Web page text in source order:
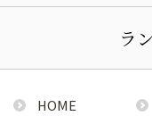
ラ
HOME